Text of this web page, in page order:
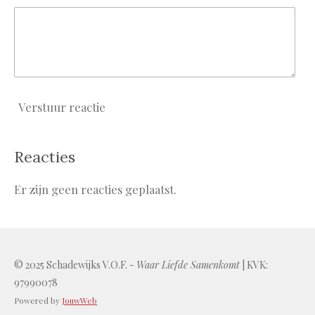
Verstuur reactie
Reacties
Er zijn geen reacties geplaatst.
© 2025 Schadewijks V.O.F. - Waar Liefde Samenkomt | KVK:
97990078
Powered by JouwWeb